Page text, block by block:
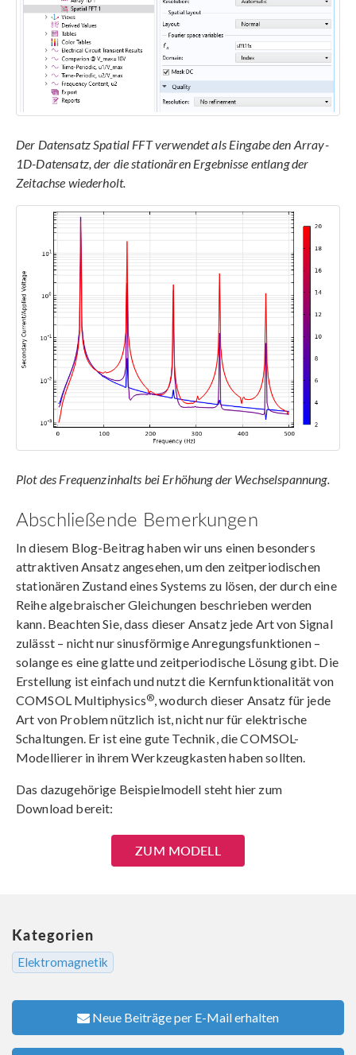
Der Datensatz Spatial FFT verwendet als Eingabe den Array-
1D-Datensatz, der die stationären Ergebnisse entlang der
Zeitachse wiederholt.
Plot des Frequenzinhalts bei Erhöhung der Wechselspannung.
Abschließende Bemerkungen
In diesem Blog-Beitrag haben wir uns einen besonders
attraktiven Ansatz angesehen, um den zeitperiodischen
stationären Zustand eines Systems zu lösen, der durch eine
Reihe algebraischer Gleichungen beschrieben werden
kann. Beachten Sie, dass dieser Ansatz jede Art von Signal
zulässt – nicht nur sinusförmige Anregungsfunktionen –
solange es eine glatte und zeitperiodische Lösung gibt. Die
Erstellung ist einfach und nutzt die Kernfunktionalität von
COMSOL Multiphysics® , wodurch dieser Ansatz für jede
Art von Problem nützlich ist, nicht nur für elektrische
Schaltungen. Er ist eine gute Technik, die COMSOL-
Modellierer in ihrem Werkzeugkasten haben sollten.
Das dazugehörige Beispielmodell steht hier zum
Download bereit:
ZUM MODELL
Kategorien
Elektromagnetik
Neue Beiträge per E-Mail erhalten